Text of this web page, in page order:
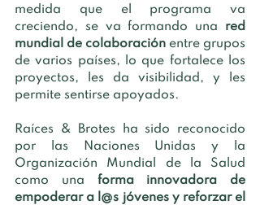
medida que el programa va
creciendo, se va formando una red
mundial de colaboración entre grupos
de varios países, lo que fortalece los
proyectos, les da visibilidad, y les
permite sentirse apoyados.
Raíces & Brotes ha sido reconocido
por las Naciones Unidas y la
Organización Mundial de la Salud
como una forma innovadora de
empoderar a l@s jóvenes y reforzar el